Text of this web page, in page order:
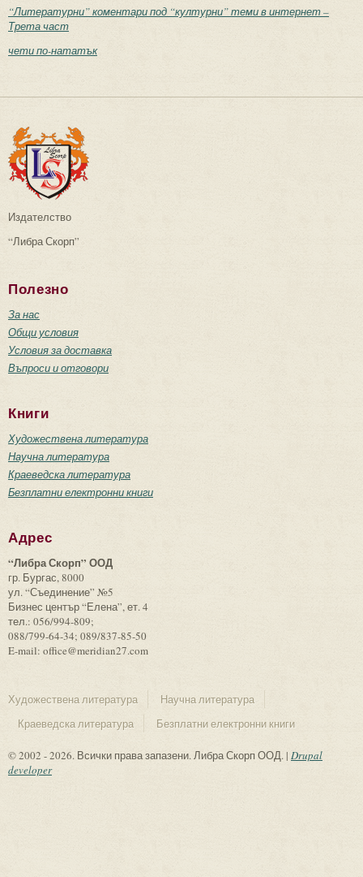
“Литературни” коментари под “културни” теми в интернет –
Трета част
чети по-нататък
Издателство
“Либра Скорп”
Полезно
За нас
Общи условия
Условия за доставка
Въпроси и отговори
Книги
Художествена литература
Научна литература
Краеведска литература
Безплатни електронни книги
Адрес
“Либра Скорп” ООД
гр. Бургас, 8000
ул. “Съединение” №5
Бизнес център “Елена”, ет. 4
тел.: 056/994-809;
088/799-64-34; 089/837-85-50
E-mail: office@meridian27.com
Художествена литература
Научна литература
Краеведска литература
Безплатни електронни книги
© 2002 - 2026. Всички права запазени. Либра Скорп ООД. | Drupal
developer